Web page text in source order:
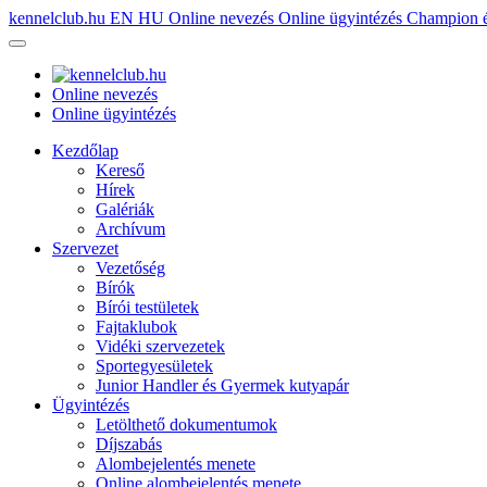
kennelclub.hu EN HU Online nevezés Online ügyintézés Champion
Online nevezés
Online ügyintézés
Kezdőlap
Kereső
Hírek
Galériák
Archívum
Szervezet
Vezetőség
Bírók
Bírói testületek
Fajtaklubok
Vidéki szervezetek
Sportegyesületek
Junior Handler és Gyermek kutyapár
Ügyintézés
Letölthető dokumentumok
Díjszabás
Alombejelentés menete
Online alombejelentés menete